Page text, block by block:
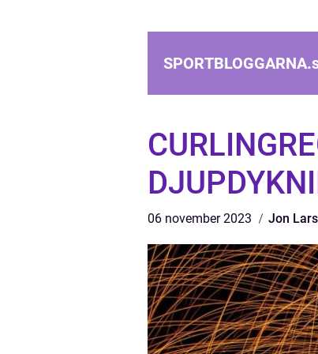
SPORTBLOGGARNA.
06 november 2023 Jon